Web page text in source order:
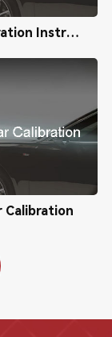
HONDA 2016 ELYSION ADAS Calibration Instructions----Auto Multi Camera Aiming
Calibration